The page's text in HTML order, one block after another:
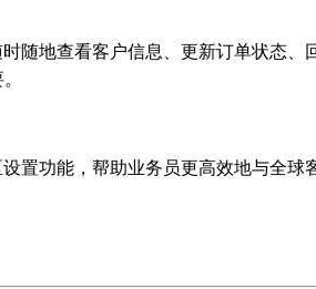
随地查看客户信息、更新订单状态、
置功能，帮助业务员更高效地与全球